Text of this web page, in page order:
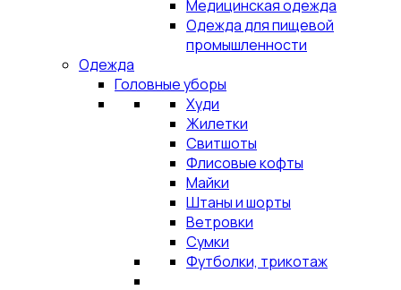
Медицинская одежда
Одежда для пищевой
промышленности
Одежда
Головные уборы
Худи
Жилетки
Свитшоты
Флисовые кофты
Майки
Штаны и шорты
Ветровки
Сумки
Футболки, трикотаж